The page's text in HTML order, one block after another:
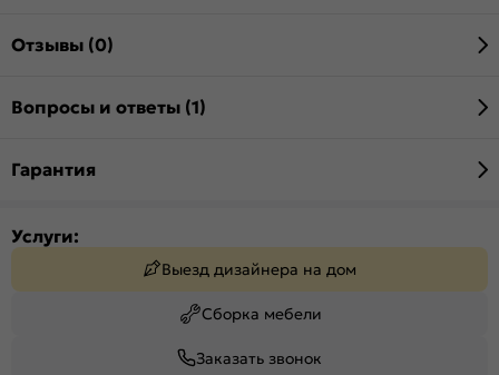
Отзывы (0)
Вопросы и ответы (1)
Гарантия
Услуги:
Выезд дизайнера на дом
Сборка мебели
Заказать звонок